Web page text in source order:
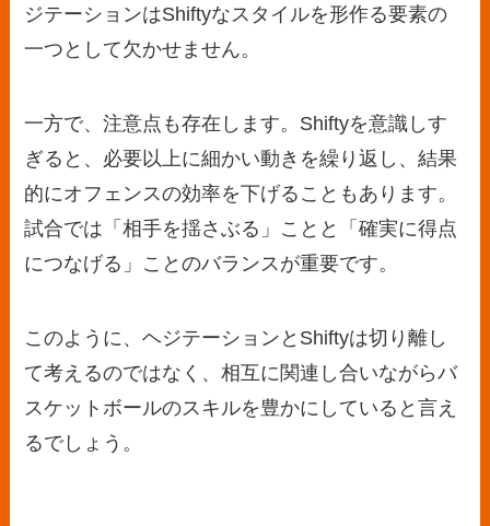
ジテーションはShiftyなスタイルを形作る要素の
一つとして欠かせません。
一方で、注意点も存在します。Shiftyを意識しす
ぎると、必要以上に細かい動きを繰り返し、結果
的にオフェンスの効率を下げることもあります。
試合では「相手を揺さぶる」ことと「確実に得点
につなげる」ことのバランスが重要です。
このように、ヘジテーションとShiftyは切り離し
て考えるのではなく、相互に関連し合いながらバ
スケットボールのスキルを豊かにしていると言え
るでしょう。